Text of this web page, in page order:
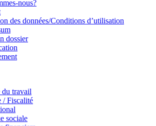
nous?
des données/Conditions d’utilisation
dossier
du travail
/ Fiscalité
sociale